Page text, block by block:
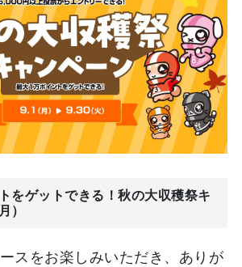
をゲットできる！秋の大収穫祭キ
）
スをお楽しみいただき、ありが